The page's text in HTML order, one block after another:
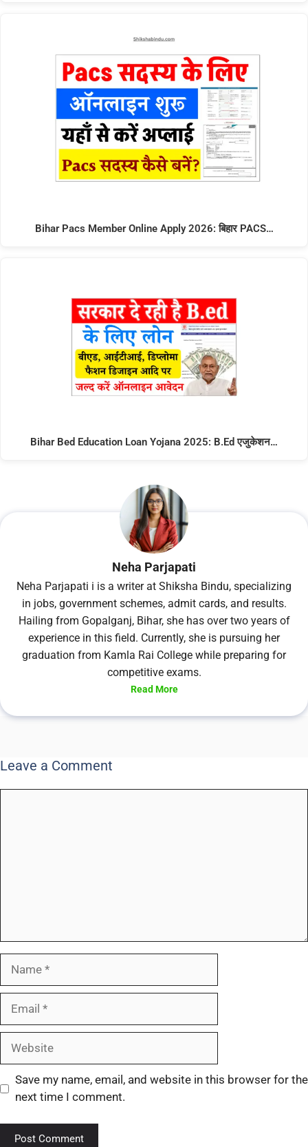
Bihar Pacs Member Online Apply 2026: बिहार PACS…
Bihar Bed Education Loan Yojana 2025: B.Ed एजुकेशन…
Neha Parjapati
Neha Parjapati i is a writer at Shiksha Bindu, specializing
in jobs, government schemes, admit cards, and results.
Hailing from Gopalganj, Bihar, she has over two years of
experience in this field. Currently, she is pursuing her
graduation from Kamla Rai College while preparing for
competitive exams.
Read More
Leave a Comment
Save my name, email, and website in this browser for the
next time I comment.